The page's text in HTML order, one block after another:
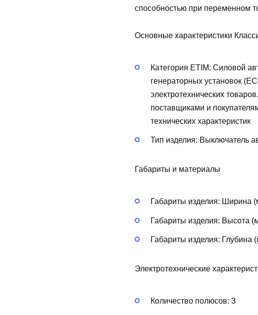
способностью при переменном
Основные характеристики
Категория ETIM: Силовой
генераторных установок
электротехнических
поставщиками и
технических характеристик
Тип изделия: Выключатель
Габариты и материалы
Габариты изделия: Ширина
Габариты изделия: Высота
Габариты изделия: Глубина
Электротехнические
Количество полюсов: 3